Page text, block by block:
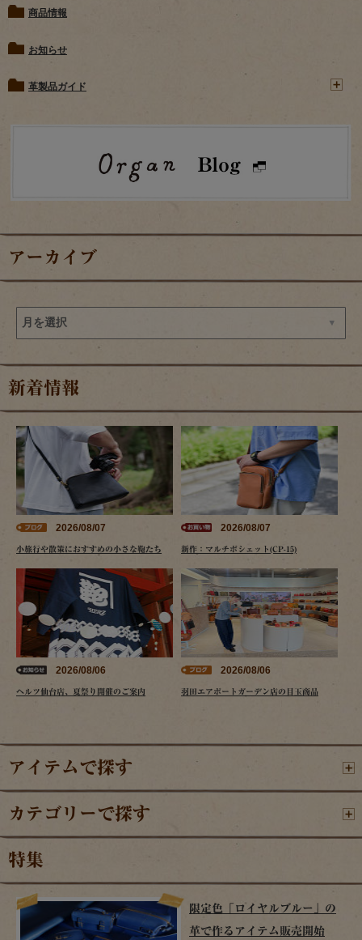
商品情報
お知らせ
革製品ガイド
アーカイブ
新着情報
2026/08/07
小旅行や散策におすすめの小さな鞄たち
2026/08/07
新作：マルチポシェット(CP-15)
2026/08/06
ヘルツ仙台店、夏祭り開催のご案内
2026/08/06
羽田エアポートガーデン店の目玉商品
アイテムで探す
カテゴリーで探す
特集
限定色「ロイヤルブルー」の
革で作るアイテム販売開始